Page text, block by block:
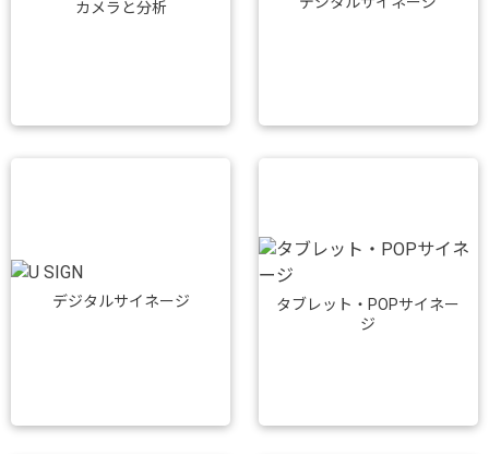
カメラと分析
デジタルサイネージ
タブレット・POPサイネー
ジ